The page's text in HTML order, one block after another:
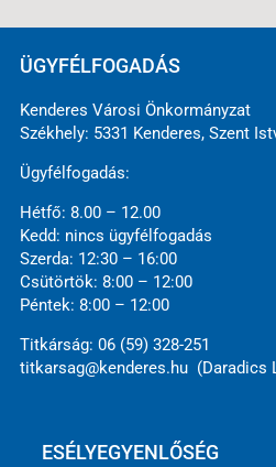
ÜGYFÉLFOGADÁS
Kenderes Városi Önkormányzat
Székhely: 5331 Kenderes, Szent
Ügyfélfogadás:
Hétfő: 8.00 – 12.00
Kedd: nincs ügyfélfogadás
Szerda: 12:30 – 16:00
Csütörtök: 8:00 – 12:00
Péntek: 8:00 – 12:00
Titkárság: 06 (59) 328-251
titkarsag@kenderes.hu (Daradics
ESÉLYEGYENLŐSÉG